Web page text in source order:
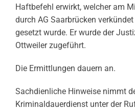
Haftbefehl erwirkt, welcher am
durch AG Saarbrücken
gesetzt wurde. Er wurde der
Ottweiler zugeführt.
Die Ermittlungen dauern an.
Sachdienliche Hinweise nimmt
Kriminaldauerdienst unter der